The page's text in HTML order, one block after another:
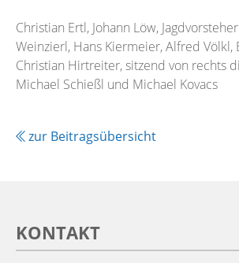
Christian Ertl, Johann Löw,
Weinzierl, Hans Kiermeier, Alfred Völkl,
Christian Hirtreiter, sitzend von rechts
Michael Schießl und Michael Kovacs
zur Beitragsübersicht
KONTAKT